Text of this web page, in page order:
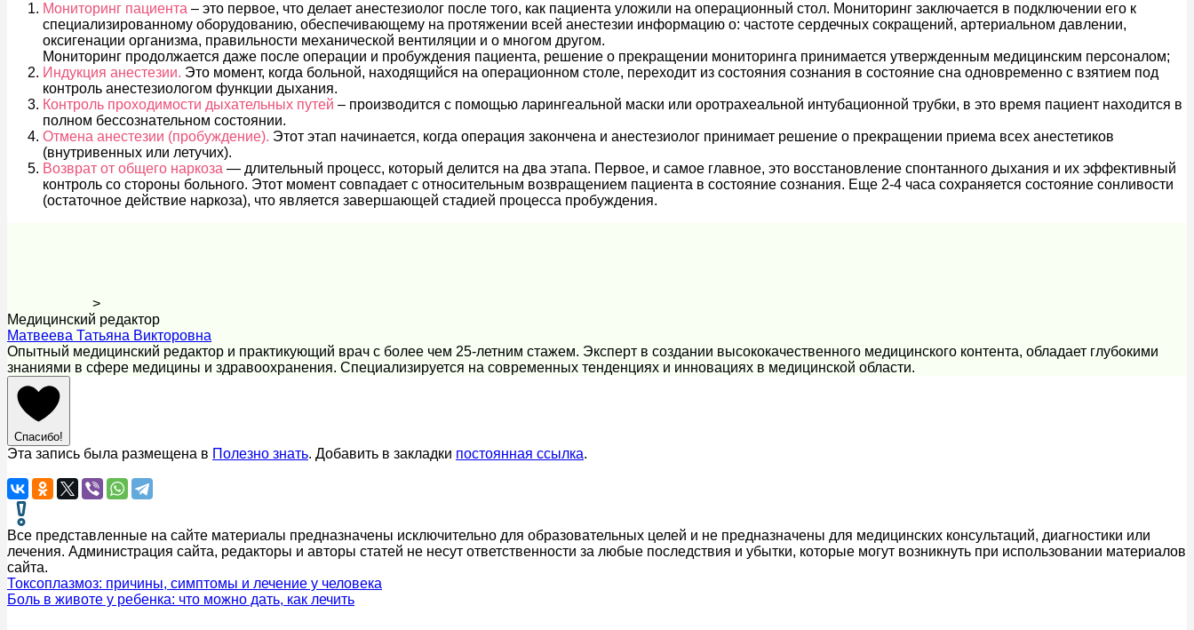
Мониторинг пациента – это первое, что делает анестезиолог после того, как пациента уложили на операционный стол. Мониторинг заключается в подключении его к
специализированному оборудованию, обеспечивающему на протяжении всей анестезии информацию о: частоте сердечных сокращений, артериальном давлении,
оксигенации организма, правильности механической вентиляции и о многом другом.
Мониторинг продолжается даже после операции и пробуждения пациента, решение о прекращении мониторинга принимается утвержденным медицинским персоналом;
Индукция анестезии. Это момент, когда больной, находящийся на операционном столе, переходит из состояния сознания в состояние сна одновременно с взятием под
контроль анестезиологом функции дыхания.
Контроль проходимости дыхательных путей – производится с помощью ларингеальной маски или оротрахеальной интубационной трубки, в это время пациент находится в
полном бессознательном состоянии.
Отмена анестезии (пробуждение). Этот этап начинается, когда операция закончена и анестезиолог принимает решение о прекращении приема всех анестетиков
(внутривенных или летучих).
Возврат от общего наркоза — длительный процесс, который делится на два этапа. Первое, и самое главное, это восстановление спонтанного дыхания и их эффективный
контроль со стороны больного. Этот момент совпадает с относительным возвращением пациента в состояние сознания. Еще 2-4 часа сохраняется состояние сонливости
(остаточное действие наркоза), что является завершающей стадией процесса пробуждения.
>
Медицинский редактор
Матвеева Татьяна Викторовна
Опытный медицинский редактор и практикующий врач с более чем 25-летним стажем. Эксперт в создании высококачественного медицинского контента, обладает глубокими
знаниями в сфере медицины и здравоохранения. Специализируется на современных тенденциях и инновациях в медицинской области.
Спасибо!
Эта запись была размещена в Полезно знать. Добавить в закладки постоянная ссылка.
Все представленные на сайте материалы предназначены исключительно для образовательных целей и не предназначены для медицинских консультаций, диагностики или
лечения. Администрация сайта, редакторы и авторы статей не несут ответственности за любые последствия и убытки, которые могут возникнуть при использовании материалов
сайта.
Токсоплазмоз: причины, симптомы и лечение у человека
Боль в животе у ребенка: что можно дать, как лечить